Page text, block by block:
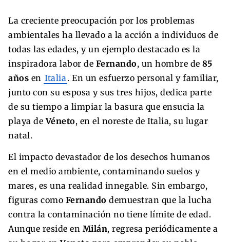
La creciente preocupación por los problemas
ambientales ha llevado a la acción a individuos de
todas las edades, y un ejemplo destacado es la
inspiradora labor de Fernando, un hombre de 85
años en Italia . En un esfuerzo personal y familiar,
junto con su esposa y sus tres hijos, dedica parte
de su tiempo a limpiar la basura que ensucia la
playa deVéneto, en el noreste de Italia, su lugar
natal.
El impacto devastador de los desechos humanos
en el medio ambiente, contaminando suelos y
mares, es una realidad innegable. Sin embargo,
figuras como Fernando demuestran que la lucha
contra la contaminación no tiene límite de edad.
Aunque reside en Milán, regresa periódicamente a